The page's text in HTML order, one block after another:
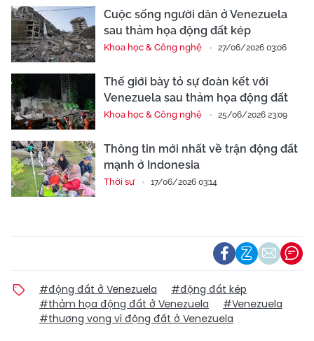
Cuộc sống người dân ở Venezuela
sau thảm họa động đất kép
Khoa học & Công nghệ 27/06/2026 03:06
Thế giới bày tỏ sự đoàn kết với
Venezuela sau thảm họa động đất
Khoa học & Công nghệ 25/06/2026 23:09
Thông tin mới nhất về trận động đất
mạnh ở Indonesia
Thời sự 17/06/2026 03:14
#động đất ở Venezuela
#động đất kép
#thảm họa động đất ở Venezuela
#Venezuela
#thương vong vì động đất ở Venezuela